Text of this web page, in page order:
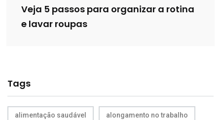
Veja 5 passos para organizar a rotina
e lavar roupas
Tags
alimentação saudável alongamento no trabalho